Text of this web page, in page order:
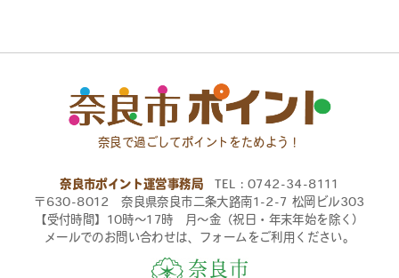
奈良で過ごしてポイントをためよう！
奈良市ポイント運営事務局 TEL：0742-34-8111
〒630-8012 奈良県奈良市二条大路南1-2-7 松岡ビル303
【受付時間】10時〜17時 月〜金（祝日・年末年始を除く）
メールでのお問い合わせは、フォームをご利用ください。